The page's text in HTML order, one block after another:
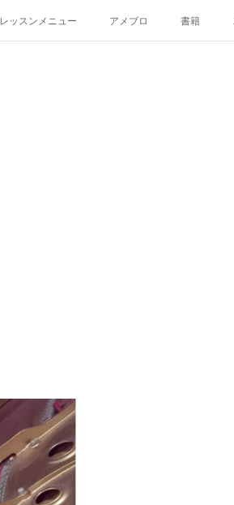
レッスンメニュー アメブロ 書籍